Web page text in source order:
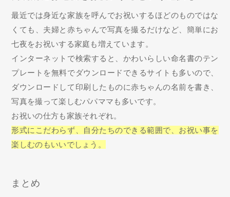
最近では身近な家族を呼んでお祝いするほどのものではな
くても、夫婦と赤ちゃんで写真を撮るだけなど、簡単にお
七夜をお祝いする家庭も増えています。
インターネットで検索すると、かわいらしい命名書のテン
プレートを無料でダウンロードできるサイトも多いので、
ダウンロードして印刷したものに赤ちゃんの名前を書き、
写真を撮って楽しむパパママも多いです。
お祝いの仕方も家族それぞれ。
形式にこだわらず、自分たちのできる範囲で、お祝い事を
楽しむのもいいでしょう。
まとめ